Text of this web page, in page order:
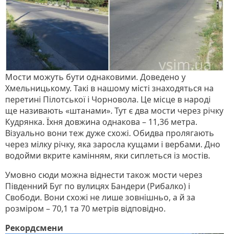
Мости можуть бути однаковими. Доведено у
Хмельницькому. Такі в нашому місті знаходяться на
перетині Пілотської і Чорновола. Це місце в народі
ще називають «штанами». Тут є два мости через річку
Кудрянка. Їхня довжина однакова – 11,36 метра.
Візуально вони теж дуже схожі. Обидва пролягають
через мілку річку, яка заросла кущами і вербами. Дно
водойми вкрите камінням, яки сиплеться із мостів.
Умовно сюди можна віднести також мости через
Південний Буг по вулицях Бандери (Рибалко) і
Свободи. Вони схожі не лише зовнішньо, а й за
розміром – 70,1 та 70 метрів відповідно.
Рекордсмени